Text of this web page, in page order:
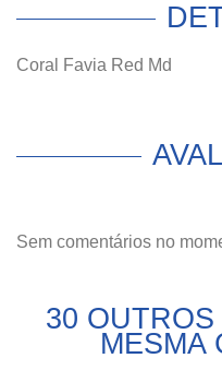
Coral Favia Red Md
Sem comentários no
30
MESMA